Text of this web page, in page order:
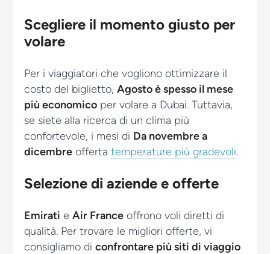
Scegliere il momento giusto per
volare
Per i viaggiatori che vogliono ottimizzare il
costo del biglietto,Agosto è spesso il mese
più economico per volare a Dubai. Tuttavia,
se siete alla ricerca di un clima più
confortevole, i mesi di Da novembre a
dicembre offertatemperature più gradevoli.
Selezione di aziende e offerte
Emirati eAir France offrono voli diretti di
qualità. Per trovare le migliori offerte, vi
consigliamo diconfrontare più siti di viaggio